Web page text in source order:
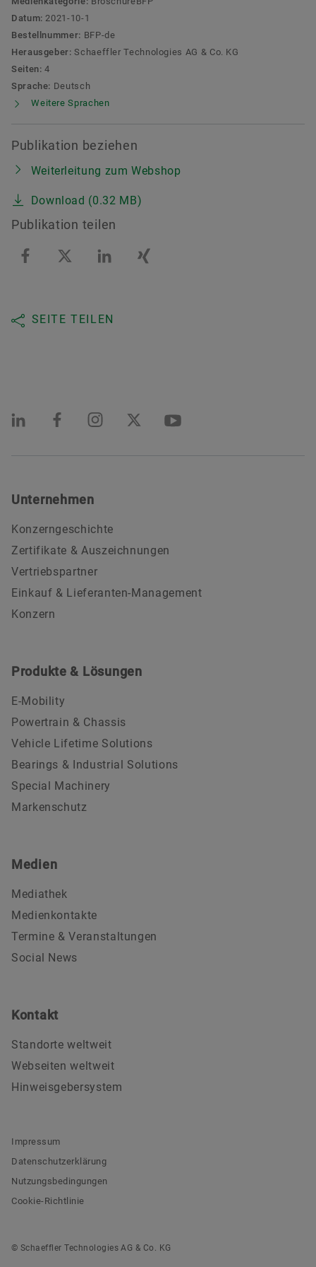
Datum: 2021-10-1
Bestellnummer: BFP-de
Herausgeber: Schaeffler Technologies AG & Co. KG
Seiten: 4
Sprache: Deutsch
Weitere Sprachen
Publikation beziehen
Weiterleitung zum Webshop
Download (0.32 MB)
Publikation teilen
SEITE TEILEN
Unternehmen
Konzerngeschichte
Zertifikate & Auszeichnungen
Vertriebspartner
Einkauf & Lieferanten-Management
Konzern
Produkte & Lösungen
E-Mobility
Powertrain & Chassis
Vehicle Lifetime Solutions
Bearings & Industrial Solutions
Special Machinery
Markenschutz
Medien
Mediathek
Medienkontakte
Termine & Veranstaltungen
Social News
Kontakt
Standorte weltweit
Webseiten weltweit
Hinweisgebersystem
Impressum
Datenschutzerklärung
Nutzungsbedingungen
Cookie-Richtlinie
© Schaeffler Technologies AG & Co. KG